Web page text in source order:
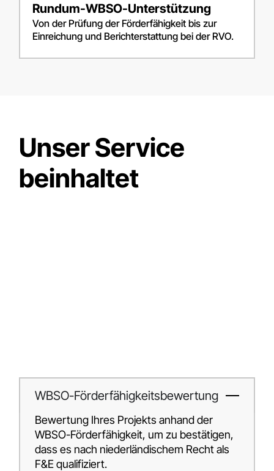
Rundum-WBSO-Unterstützung
Von der Prüfung der Förderfähigkeit bis zur
Einreichung und Berichterstattung bei der RVO.
Unser Service
beinhaltet
WBSO-Förderfähigkeitsbewertung
Bewertung Ihres Projekts anhand der
WBSO-Förderfähigkeit, um zu bestätigen,
dass es nach niederländischem Recht als
F&E qualifiziert.